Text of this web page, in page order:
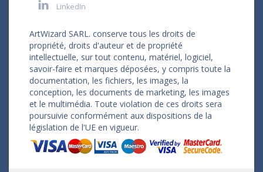
LinkedIn
ArtWizard SARL. conserve tous les droits de
propriété, droits d'auteur et de propriété
intellectuelle, sur tout contenu, matériel, logiciel,
savoir-faire et marques déposées, y compris toute la
documentation, les fichiers, les images, la
conception, les documents de marketing, les images
et le multimédia. Toute violation de ces droits sera
poursuivie conformément aux dispositions de la
législation de l'UE en vigueur.